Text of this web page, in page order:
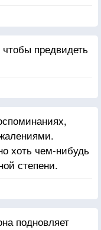
предвидеть
хоть чем-нибудь
степени.
подновляет